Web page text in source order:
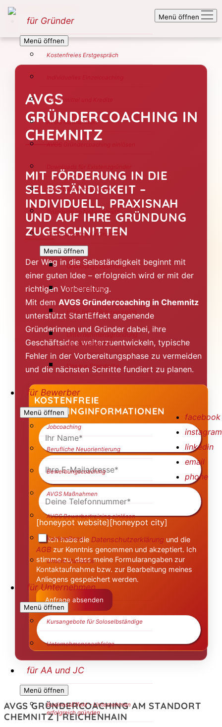
Zum Inhalt springen
für Gründer
Menü öffnen
Kostenfreies Erstgespräch
Fördermittel und Kredite
AVGS Maßnahmen
StartEffekt liebt Gründer
Gründung im Nebenerwerb
Wissenswertes für Gründer
Menü öffnen
Gründungszuschuss
Einstiegsgeld
Hilfe beim Businessplan
Unternehmensgründung
als Handwerker
Unsere Standorte
für Bewerber
Menü öffnen
Jobcoaching
Berufliche Neuorientierung
Bewerbungscoaching
AVGS Maßnahmen
AVGS Bewerbertraining einlösen
KarriereBoost
Unsere Standorte
für Unternehmen
Menü öffnen
Kursangebote für Soloselbständige
Unternehmensnachfolge
für AA und JC
Menü öffnen
BusinessEffekt – Unternehmen
erfolgreich gründen
facebook
instagram
linkedin
email
phone
Menü öffnen
AVGS
GRÜNDERCOACHING IN
CHEMNITZ
MIT FÖRDERUNG IN DIE
SELBSTÄNDIGKEIT –
INDIVIDUELL, PRAXISNAH
UND AUF IHRE GRÜNDUNG
ZUGESCHNITTEN
Der Weg in die Selbständigkeit beginnt mit
einer guten Idee – erfolgreich wird er mit der
richtigen Vorbereitung.
Mit dem AVGS Gründercoaching in Chemnitz
unterstützt StartEffekt angehende
Gründerinnen und Gründer dabei, ihre
Geschäftsidee weiterzuentwickeln, typische
Fehler in der Vorbereitungsphase zu vermeiden
und die nächsten Schritte fundiert zu planen.
KOSTENFREIE
COACHINGINFORMATIONEN
Ihr
Name
(Pflichtfeld)
Ihre
E-
Mailadresse
(Pflichtfeld)
Deine
Telefonnummer
(Pflichtfeld)
[honeypot website][honeypot city]
Ich habe die Datenschutzerklärung und die
AGB zur Kenntnis genommen und akzeptiert. Ich
stimme zu, dass meine Formularangaben zur
Kontaktaufnahme bzw. zur Bearbeitung meines
Anliegens gespeichert werden.
AVGS GRÜNDERCOACHING AM STANDORT
CHEMNITZ | REICHENHAIN